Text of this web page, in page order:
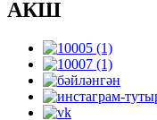
АКШ